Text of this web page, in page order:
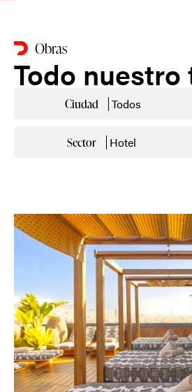
Obras
Todo nuestro
Ciudad
Sector